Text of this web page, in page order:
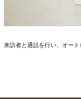
来訪者と通話を行い、オート